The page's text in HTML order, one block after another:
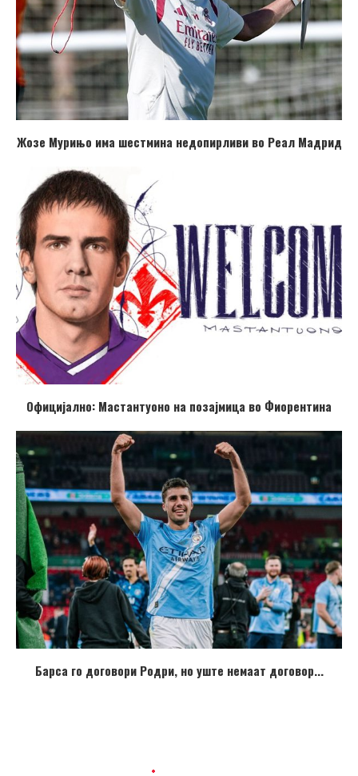
Жозе Мурињо има шестмина недопирливи во Реал Мадрид
Официјално: Мастантуоно на позајмица во Фиорентина
Барса го договори Родри, но уште немаат договор...